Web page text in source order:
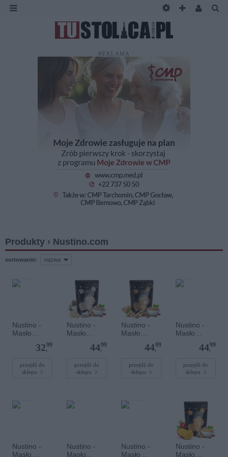
REKLAMA
Produkty › Nustino.com
sortowanie:
Nustino -
Masło
Orzechowe
w Proszku -
dodatku
cukru) 400
32,
99
przejdź do
sklepu
Nustino -
Masło
Orzechowe
w Proszku -
Czekolada
& Kokos
g
44,
99
przejdź do
sklepu
Nustino -
Masło
Orzechowe
w Proszku -
dodatku
cukru) 400
44,
99
przejdź do
sklepu
Nustino -
Masło
Orzechowe
w Proszku -
400 g
44,
99
przejdź do
sklepu
Nustino -
Masło
Nustino -
Masło
Nustino -
Masło
Nustino -
Masło